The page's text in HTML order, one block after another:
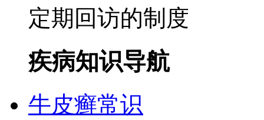
定期回访的制度
疾病知识导航
牛皮癣常识